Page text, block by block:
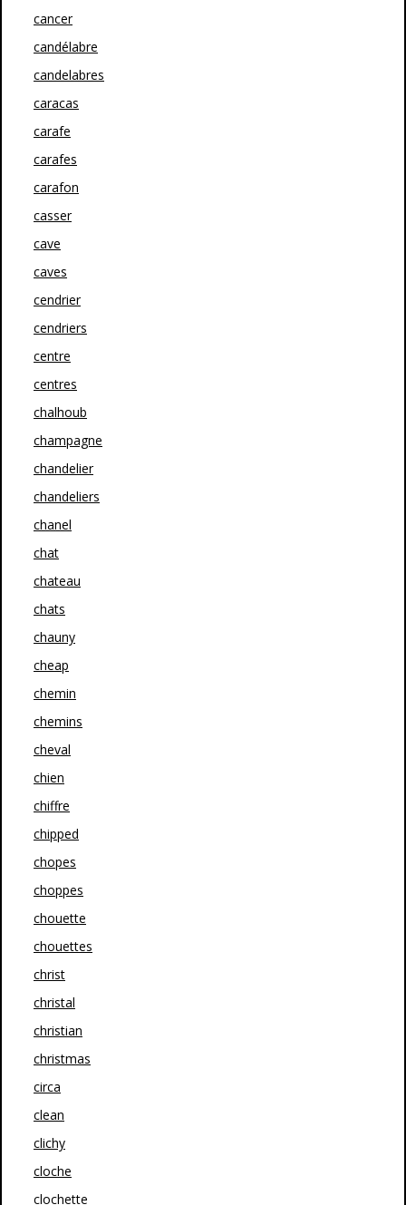
cancer
candélabre
candelabres
caracas
carafe
carafes
carafon
casser
cave
caves
cendrier
cendriers
centre
centres
chalhoub
champagne
chandelier
chandeliers
chanel
chat
chateau
chats
chauny
cheap
chemin
chemins
cheval
chien
chiffre
chipped
chopes
choppes
chouette
chouettes
christ
christal
christian
christmas
circa
clean
clichy
cloche
clochette